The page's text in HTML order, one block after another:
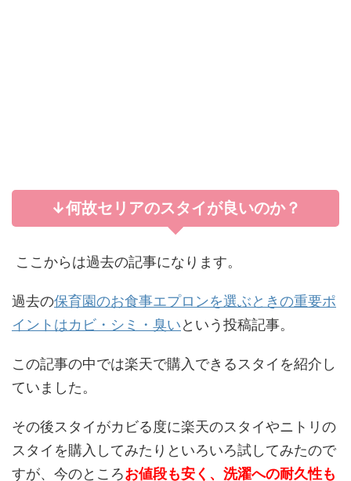
↓何故セリアのスタイが良いのか？
ここからは過去の記事になります。
過去の保育園のお食事エプロンを選ぶときの重要ポ
イントはカビ・シミ・臭いという投稿記事。
この記事の中では楽天で購入できるスタイを紹介し
ていました。
その後スタイがカビる度に楽天のスタイやニトリの
スタイを購入してみたりといろいろ試してみたので
すが、今のところお値段も安く、洗濯への耐久性も